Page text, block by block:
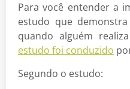
Para você entender a
estudo que
quando alguém
estudo foi conduzido
Segundo o estudo: